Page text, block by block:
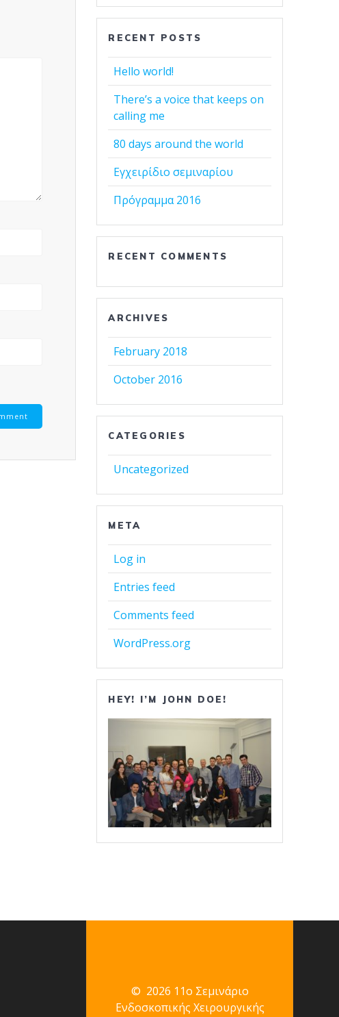
RECENT POSTS
Hello world!
There’s a voice that keeps on
calling me
80 days around the world
Εγχειρίδιο σεμιναρίου
Πρόγραμμα 2016
RECENT COMMENTS
ARCHIVES
February 2018
October 2016
CATEGORIES
Uncategorized
META
Log in
Entries feed
Comments feed
WordPress.org
HEY! I’M JOHN DOE!
© 2026 11ο Σεμινάριο
Ενδοσκοπικής Χειρουργικής